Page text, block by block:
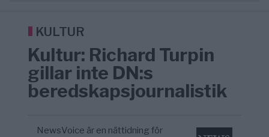
KULTUR
Kultur: Richard Turpin
gillar inte DN:s
beredskapsjournalistik
NewsVoice är en nättidning för